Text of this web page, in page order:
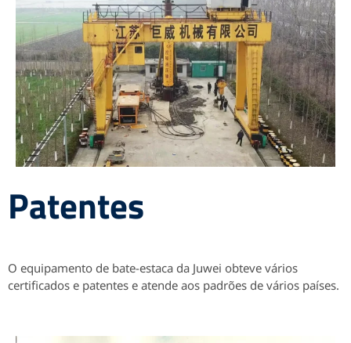
Patentes
O equipamento de bate-estaca da Juwei obteve vários
certificados e patentes e atende aos padrões de vários países.